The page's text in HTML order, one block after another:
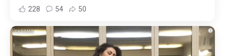
228 54 50
i